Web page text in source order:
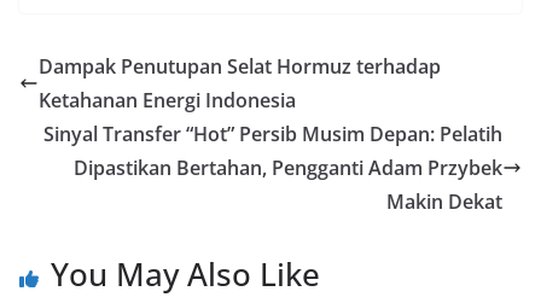
Dampak Penutupan Selat Hormuz terhadap
Ketahanan Energi Indonesia
Sinyal Transfer “Hot” Persib Musim Depan: Pelatih
Dipastikan Bertahan, Pengganti Adam Przybek
Makin Dekat
You May Also Like